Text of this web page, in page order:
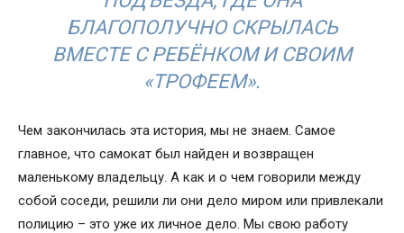
БЛАГОПОЛУЧНО СКРЫЛАСЬ
ВМЕСТЕ С РЕБЁНКОМ И СВОИМ
«ТРОФЕЕМ».
Чем закончилась эта история, мы не знаем. Самое
главное, что самокат был найден и возвращен
маленькому владельцу. А как и о чем говорили между
собой соседи, решили ли они дело миром или привлекали
полицию – это уже их личное дело. Мы свою работу